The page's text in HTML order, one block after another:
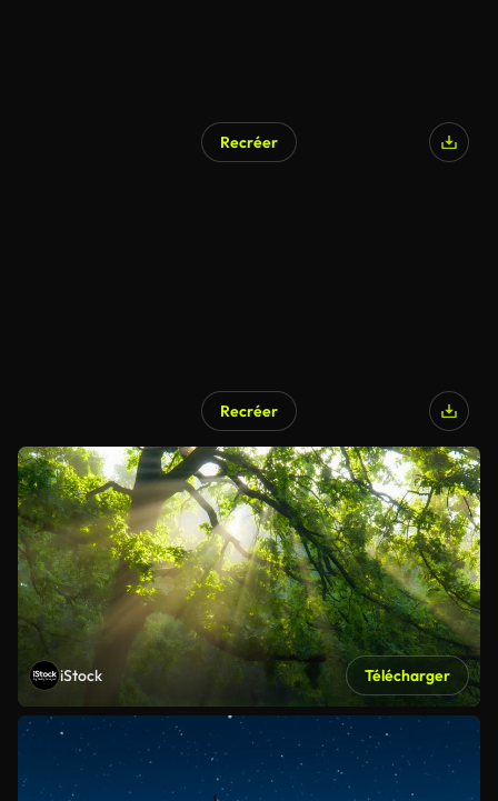
Recréer
Recréer
iStock Télécharger